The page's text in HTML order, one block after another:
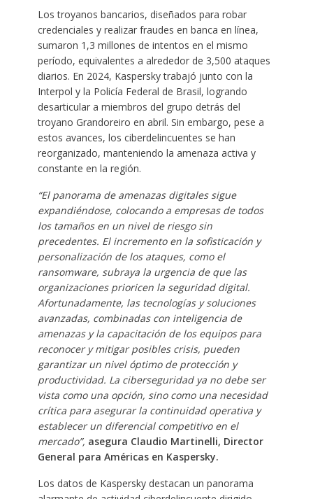
Los troyanos bancarios, diseñados para robar
credenciales y realizar fraudes en banca en línea,
sumaron 1,3 millones de intentos en el mismo
período, equivalentes a alrededor de 3,500 ataques
diarios. En 2024, Kaspersky trabajó junto con la
Interpol y la Policía Federal de Brasil, logrando
desarticular a miembros del grupo detrás del
troyano Grandoreiro en abril. Sin embargo, pese a
estos avances, los ciberdelincuentes se han
reorganizado, manteniendo la amenaza activa y
constante en la región.
“El panorama de amenazas digitales sigue
expandiéndose, colocando a empresas de todos
los tamaños en un nivel de riesgo sin
precedentes. El incremento en la sofisticación y
personalización de los ataques, como el
ransomware, subraya la urgencia de que las
organizaciones prioricen la seguridad digital.
Afortunadamente, las tecnologías y soluciones
avanzadas, combinadas con inteligencia de
amenazas y la capacitación de los equipos para
reconocer y mitigar posibles crisis, pueden
garantizar un nivel óptimo de protección y
productividad. La ciberseguridad ya no debe ser
vista como una opción, sino como una necesidad
crítica para asegurar la continuidad operativa y
establecer un diferencial competitivo en el
mercado”, asegura Claudio Martinelli, Director
General para Américas en Kaspersky.
Los datos de Kaspersky destacan un panorama